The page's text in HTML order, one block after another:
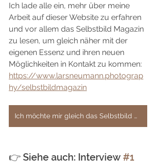
Ich lade alle ein, mehr über meine
Arbeit auf dieser Website zu erfahren
und vor allem das Selbstbild Magazin
zu lesen, um gleich näher mit der
eigenen Essenz und ihren neuen
Möglichkeiten in Kontakt zu kommen:
https://www.larsneumann.photograp
hy/selbstbildmagazin
Ich möchte mir gleich das Selbstbild Magazin holen…
👉 Siehe auch: Interview #1